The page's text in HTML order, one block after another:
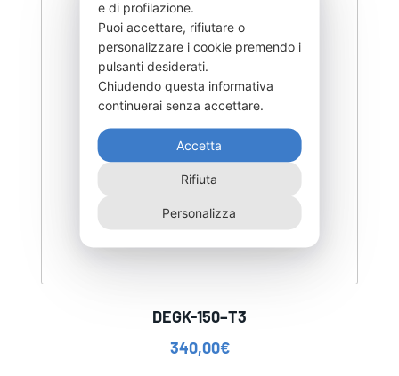
DEGK-150–T3
340,00€
e di profilazione.
Puoi accettare, rifiutare o
personalizzare i cookie premendo i
pulsanti desiderati.
Chiudendo questa informativa
continuerai senza accettare.
Accetta
Rifiuta
Personalizza